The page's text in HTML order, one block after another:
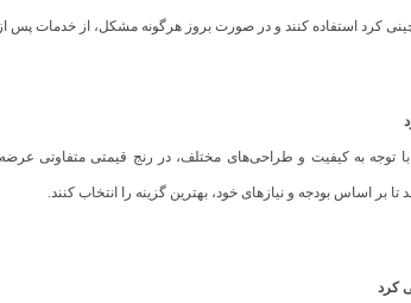
کرد استفاده کنند و در صورت بروز هرگونه مشکل، از خدمات پس
با توجه به کیفیت و طراحی‌های مختلف، در رنج قیمتی متفاوتی
بر اساس بودجه و نیازهای خود، بهترین گزینه را انتخاب کنند.
کرد